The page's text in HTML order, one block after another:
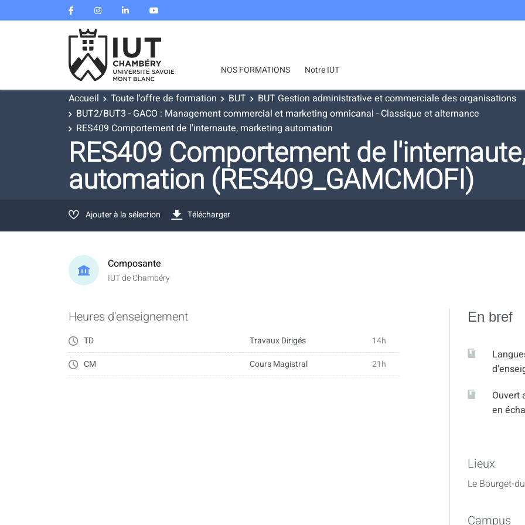
NOS FORMATIONS Notre IUT
Accueil Toute l'offre de formation BUT
BUT Gestion administrative et commerciale des organisations
BUT2/BUT3 - GACO : Management commercial et marketing omnicanal - Classique et alternance
RES409 Comportement de l'internaute, marketing automation
RES409 Comportement de
automation (RES409_GAMCMOFI)
Ajouter à la sélection Télécharger
Composante
IUT de Chambéry
Heures d'enseignement
TD Travaux Dirigés
14h
CM
Cours Magistral 21h
En bref
Ouvert
en
Lieux
Le Bourget-
Campus